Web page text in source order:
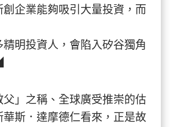
企業能夠吸引大量投資，而
明投資人，會陷入矽谷獨角
」之稱、全球廣受推崇的估
斯．達摩德仁看來，正是故